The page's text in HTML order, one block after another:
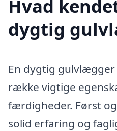
Hvad
dygtig
En dygtig gulvlægger
række vigtige
færdigheder. Først
solid erfaring og